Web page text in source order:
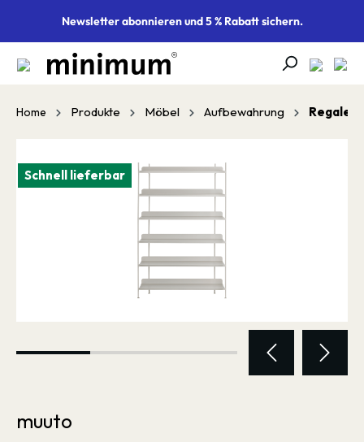
springenNewsletter abonnieren und 5 % Rabatt sichern.
Home Produkte Möbel Aufbewahrung Regale
Schnell lieferbar
muuto